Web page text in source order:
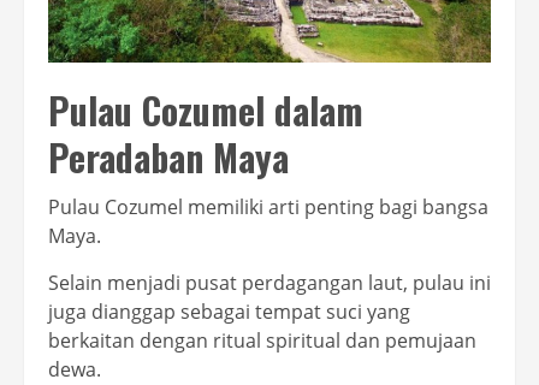
Pulau Cozumel dalam
Peradaban Maya
Pulau Cozumel memiliki arti penting bagi bangsa
Maya.
Selain menjadi pusat perdagangan laut, pulau ini
juga dianggap sebagai tempat suci yang
berkaitan dengan ritual spiritual dan pemujaan
dewa.